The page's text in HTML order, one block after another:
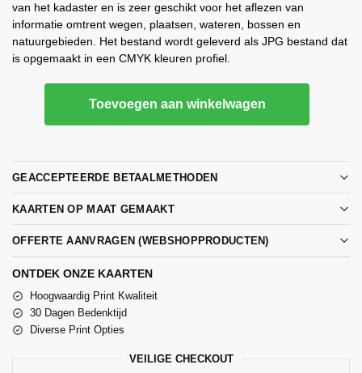
van het kadaster en is zeer geschikt voor het aflezen van
informatie omtrent wegen, plaatsen, wateren, bossen en
natuurgebieden. Het bestand wordt geleverd als JPG bestand dat
is opgemaakt in een CMYK kleuren profiel.
Toevoegen aan winkelwagen
GEACCEPTEERDE BETAALMETHODEN
KAARTEN OP MAAT GEMAAKT
OFFERTE AANVRAGEN (WEBSHOPPRODUCTEN)
ONTDEK ONZE KAARTEN
Hoogwaardig Print Kwaliteit
30 Dagen Bedenktijd
Diverse Print Opties
VEILIGE CHECKOUT